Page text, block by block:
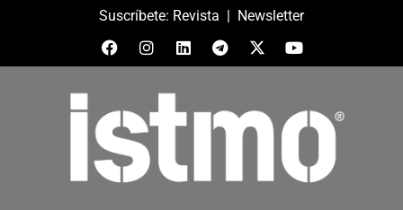
Suscríbete: Revista | Newsletter